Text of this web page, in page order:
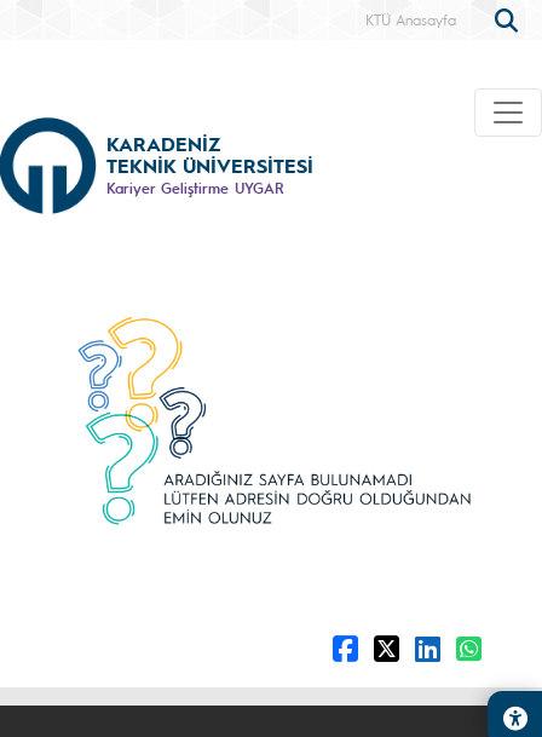
KTÜ Anasayfa
KARADENİZ
TEKNİK ÜNİVERSİTESİ
Kariyer Geliştirme UYGAR